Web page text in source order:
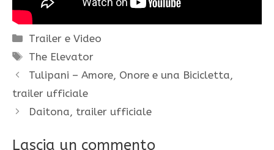
Categorie
Trailer e Video
Tag
The Elevator
Tulipani – Amore, Onore e una Bicicletta,
trailer ufficiale
Daitona, trailer ufficiale
Lascia un commento